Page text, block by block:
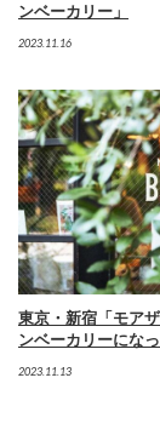
ンベーカリー」
2023.11.16
東京・新宿「モア
ンベーカリーにな
2023.11.13